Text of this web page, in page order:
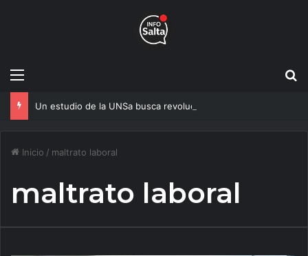
Menú
Inicio / maltrato laboral
maltrato laboral